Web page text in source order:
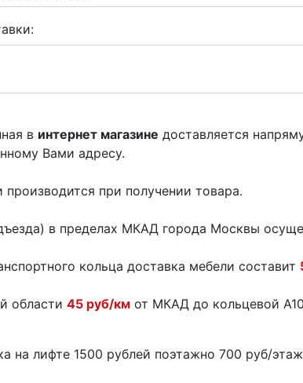
в интернет магазине доставляется
Вами адресу.
при получении товара.
в пределах МКАД города Москвы
кольца доставка мебели составит
области 45 руб/км от МКАД до кольцевой
на лифте 1500 рублей поэтажно 700 руб/этаж